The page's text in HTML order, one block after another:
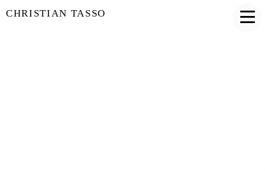
CHRISTIAN TASSO